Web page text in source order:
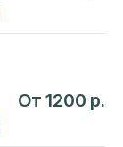
От 1200 р.